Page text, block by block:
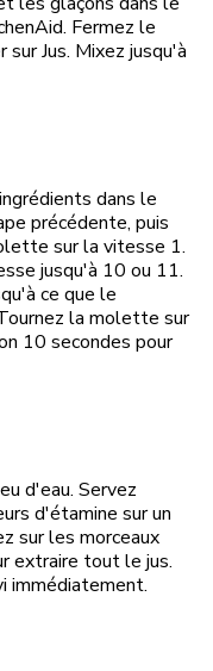
Fermez le
Jus. Mixez jusqu'à
dans le
précédente, puis
sur la vitesse 1.
jusqu'à 10 ou 11.
ce que le
la molette sur
10 secondes pour
d'eau. Servez
d'étamine sur un
sur les morceaux
extraire tout le jus.
immédiatement.